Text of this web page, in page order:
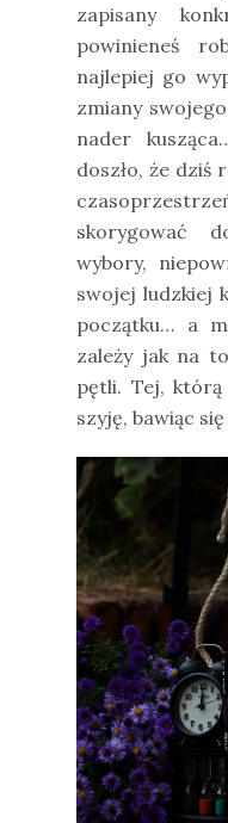
zapisany
powinieneś
najlepiej go
zmiany
nader
doszło, że dziś
skorygować
wybory,
swojej ludzkiej
początku… a
zależy jak na
pętli. Tej, którą
szyję, bawiąc